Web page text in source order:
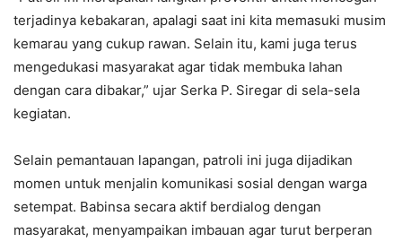
terjadinya kebakaran, apalagi saat ini kita memasuki musim
kemarau yang cukup rawan. Selain itu, kami juga terus
mengedukasi masyarakat agar tidak membuka lahan
dengan cara dibakar,” ujar Serka P. Siregar di sela-sela
kegiatan.
Selain pemantauan lapangan, patroli ini juga dijadikan
momen untuk menjalin komunikasi sosial dengan warga
setempat. Babinsa secara aktif berdialog dengan
masyarakat, menyampaikan imbauan agar turut berperan